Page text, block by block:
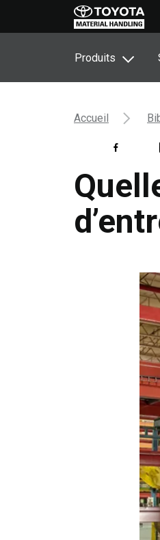
Produits
Accueil